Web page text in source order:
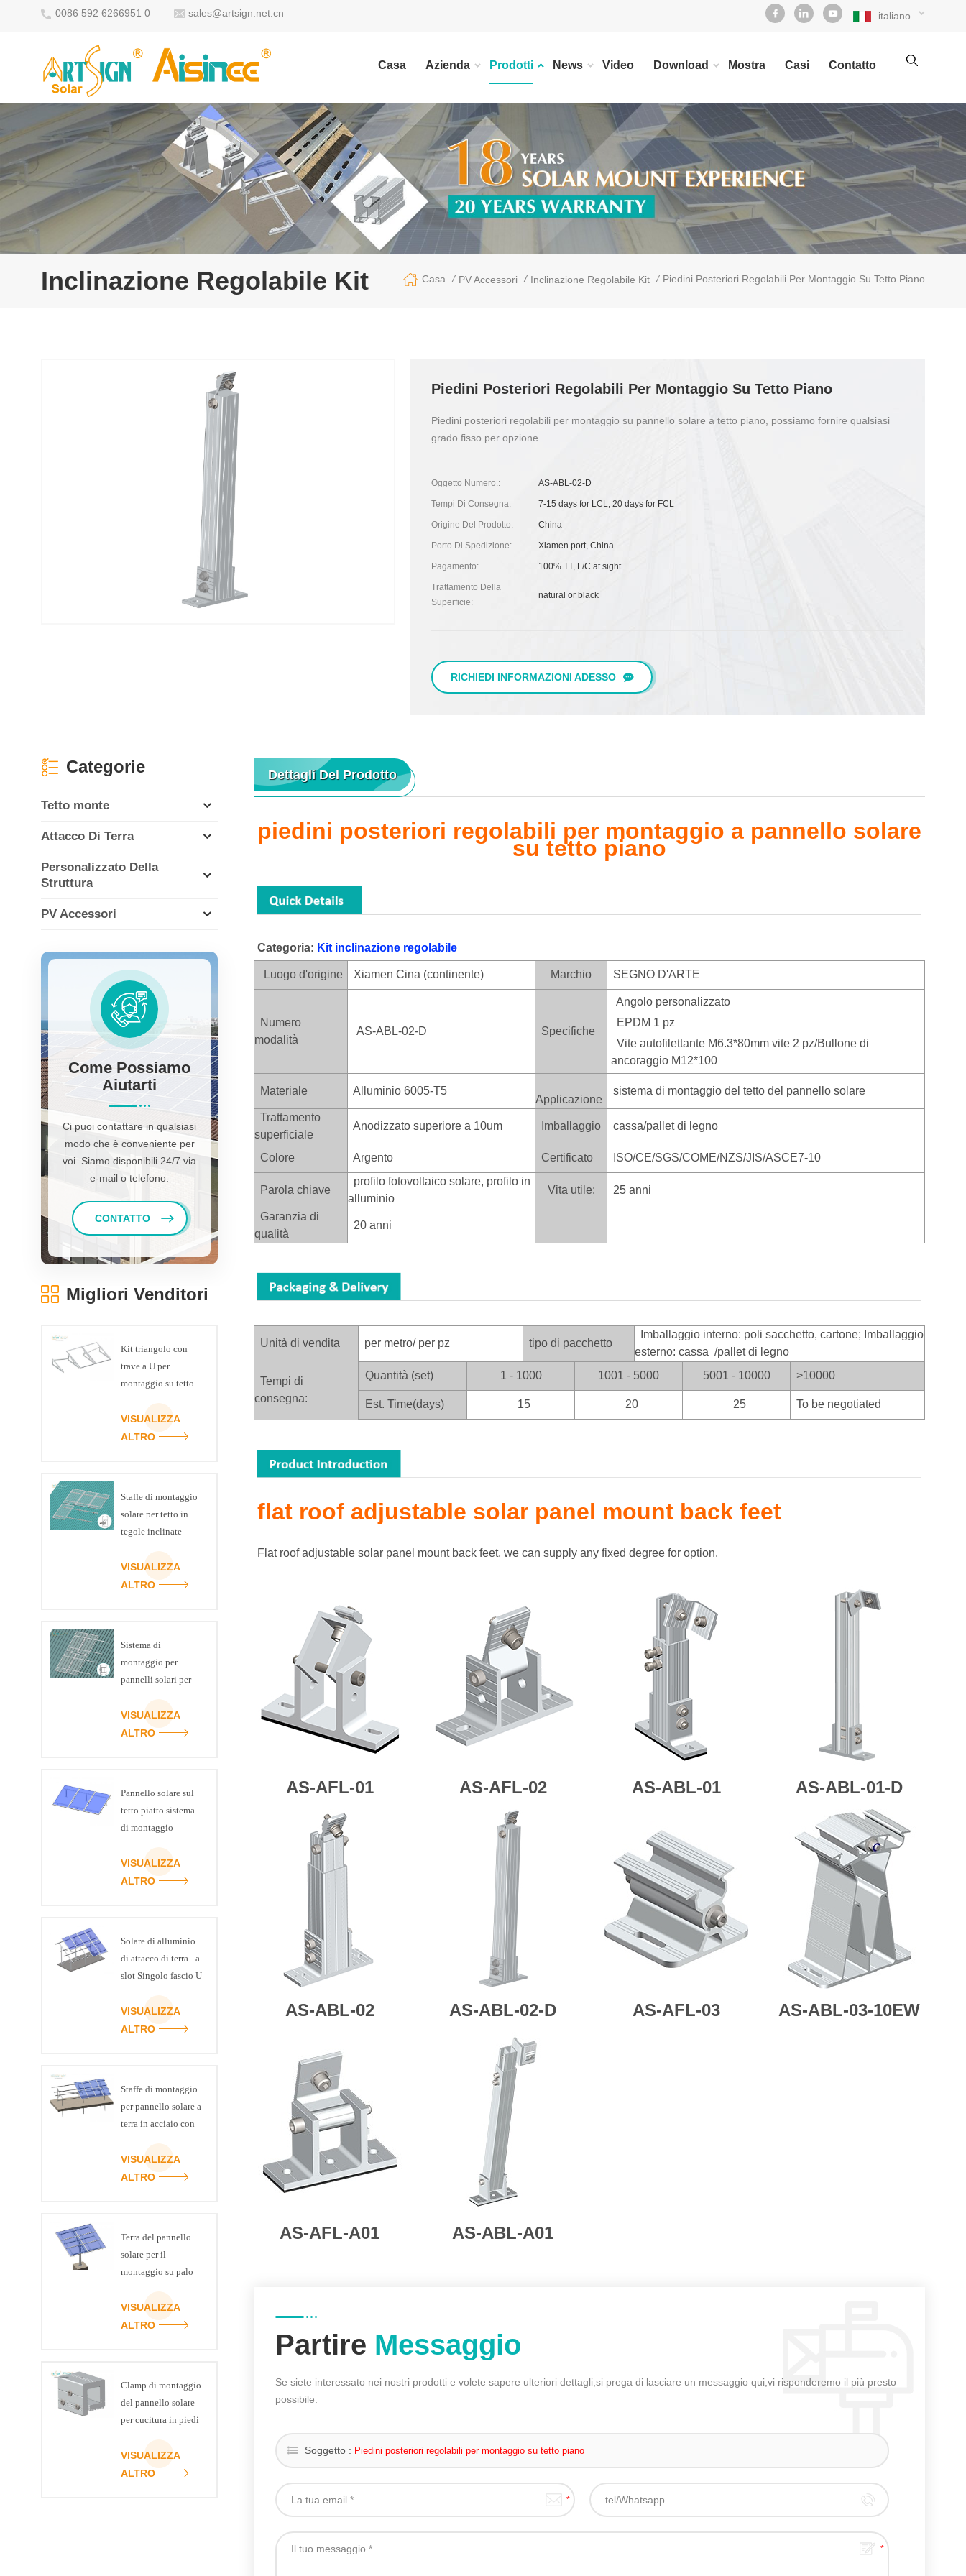
0086 592 6266951 0 sales@artsign.net.cn italiano
Casa Azienda Prodotti News Video Download Mostra Casi Contatto
Inclinazione Regolabile Kit Casa / PV Accessori / Inclinazione Regolabile Kit / Piedini Posteriori Regolabili Per Montaggio Su Tetto Piano
Piedini Posteriori Regolabili Per Montaggio Su Tetto Piano
Piedini posteriori regolabili per montaggio su pannello solare a tetto piano, possiamo fornire qualsiasi
grado fisso per opzione.
Oggetto Numero.: AS-ABL-02-D
Tempi Di Consegna: 7-15 days for LCL, 20 days for FCL
Origine Del Prodotto: China
Porto Di Spedizione: Xiamen port, China
Pagamento: 100% TT, L/C at sight
Trattamento Della
Superficie:
natural or black
RICHIEDI INFORMAZIONI ADESSO
Dettagli Del Prodotto
piedini posteriori regolabili per montaggio a pannello solare
su tetto piano
Categoria: Kit inclinazione regolabile
Luogo d'origine Xiamen Cina (continente) Marchio SEGNO D'ARTE
Numero
modalità
AS-ABL-02-D Specifiche
Angolo personalizzato
EPDM 1 pz
Vite autofilettante M6.3*80mm vite 2 pz/Bullone di
ancoraggio M12*100
Materiale Alluminio 6005-T5
Applicazione
sistema di montaggio del tetto del pannello solare
Trattamento
superficiale
Anodizzato superiore a 10um Imballaggio cassa/pallet di legno
Colore Argento Certificato ISO/CE/SGS/COME/NZS/JIS/ASCE7-10
Parola chiave
profilo fotovoltaico solare, profilo in
alluminio
Vita utile: 25 anni
Garanzia di
qualità
20 anni
Unità di vendita per metro/ per pz tipo di pacchetto
Imballaggio interno: poli sacchetto, cartone; Imballaggio
esterno: cassa /pallet di legno
Tempi di
consegna:
Quantità (set) 1 - 1000 1001 - 5000 5001 - 10000 >10000
Est. Time(days) 15 20 25 To be negotiated
flat roof adjustable solar panel mount back feet
Flat roof adjustable solar panel mount back feet, we can supply any fixed degree for option.
AS-AFL-01 AS-AFL-02 AS-ABL-01 AS-ABL-01-D
AS-ABL-02 AS-ABL-02-D AS-AFL-03 AS-ABL-03-10EW
AS-AFL-A01 AS-ABL-A01
Partire Messaggio
Se siete interessato nei nostri prodotti e volete sapere ulteriori dettagli,si prega di lasciare un messaggio qui,vi risponderemo il più presto
possibile.
Soggetto : Piedini posteriori regolabili per montaggio su tetto piano
Categorie
Tetto monte
Attacco Di Terra
Personalizzato Della
Struttura
PV Accessori
Come Possiamo
Aiutarti
Ci puoi contattare in qualsiasi
modo che è conveniente per
voi. Siamo disponibili 24/7 via
e-mail o telefono.
CONTATTO
Migliori Venditori
Kit triangolo con
trave a U per
montaggio su tetto
fotovoltaica per
pannello solare
VISUALIZZA
ALTRO
Staffe di montaggio
solare per tetto in
tegole inclinate
VISUALIZZA
ALTRO
Sistema di
montaggio per
pannelli solari per
VISUALIZZA
ALTRO
Pannello solare sul
tetto piatto sistema
di montaggio
inclinazione kit
VISUALIZZA
ALTRO
Solare di alluminio
di attacco di terra - a
slot Singolo fascio U
VISUALIZZA
ALTRO
Staffe di montaggio
per pannello solare a
terra in acciaio con
VISUALIZZA
ALTRO
Terra del pannello
solare per il
montaggio su palo
VISUALIZZA
ALTRO
Clamp di montaggio
del pannello solare
per cucitura in piedi
VISUALIZZA
ALTRO